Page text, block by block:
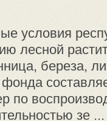
условия
лесной
береза,
по
зе ...